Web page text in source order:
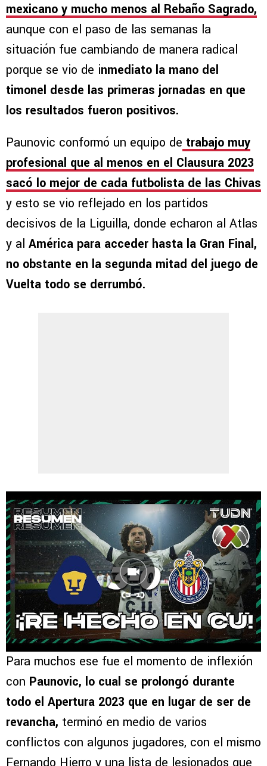
mexicano y mucho menos al Rebaño Sagrado,
aunque con el paso de las semanas la
situación fue cambiando de manera radical
porque se vio de inmediato la mano del
timonel desde las primeras jornadas en que
los resultados fueron positivos.
Paunovic conformó un equipo de trabajo muy
profesional que al menos en el Clausura 2023
sacó lo mejor de cada futbolista de las Chivas
y esto se vio reflejado en los partidos
decisivos de la Liguilla, donde echaron al Atlas
y al América para acceder hasta la Gran Final,
no obstante en la segunda mitad del juego de
Vuelta todo se derrumbó.
Para muchos ese fue el momento de inflexión
con Paunovic, lo cual se prolongó durante
todo el Apertura 2023 que en lugar de ser de
revancha, terminó en medio de varios
conflictos con algunos jugadores, con el mismo